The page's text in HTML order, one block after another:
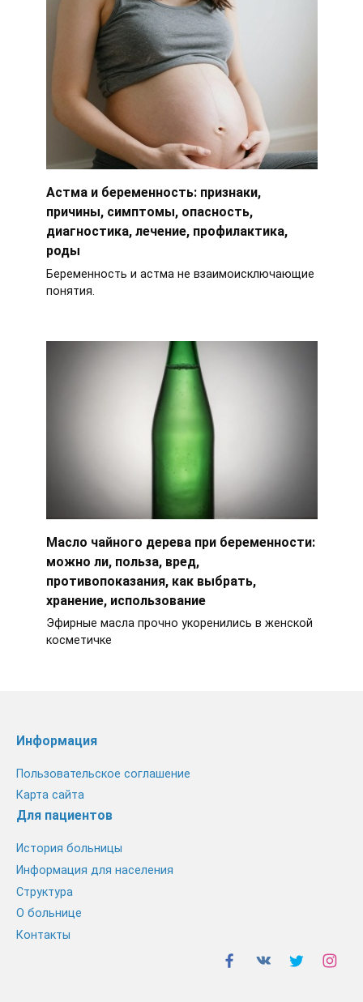
Астма и беременность: признаки,
причины, симптомы, опасность,
диагностика, лечение, профилактика,
роды
Беременность и астма не взаимоисключающие
понятия.
Масло чайного дерева при беременности:
можно ли, польза, вред,
противопоказания, как выбрать,
хранение, использование
Эфирные масла прочно укоренились в женской
косметичке
Информация
Пользовательское соглашение
Карта сайта
Для пациентов
История больницы
Информация для населения
Структура
О больнице
Контакты